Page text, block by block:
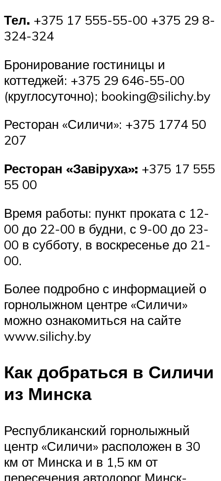
Тел. +375 17 555-55-00 +375 29 8-
324-324
Бронирование гостиницы и
коттеджей: +375 29 646-55-00
(круглосуточно); booking@silichy.by
Ресторан «Силичи»: +375 1774 50
207
Ресторан «Завіруха»: +375 17 555
55 00
Время работы: пункт проката с 12-
00 до 22-00 в будни, с 9-00 до 23-
00 в субботу, в воскресенье до 21-
00.
Более подробно с информацией о
горнолыжном центре «Силичи»
можно ознакомиться на сайте
www.silichy.by
Как добраться в Силичи
из Минска
Республиканский горнолыжный
центр «Силичи» расположен в 30
км от Минска и в 1,5 км от
пересечения автодорог Минск-